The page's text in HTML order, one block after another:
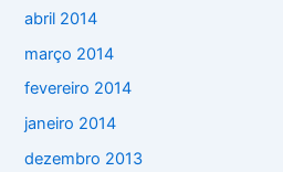
abril 2014
março 2014
fevereiro 2014
janeiro 2014
dezembro 2013